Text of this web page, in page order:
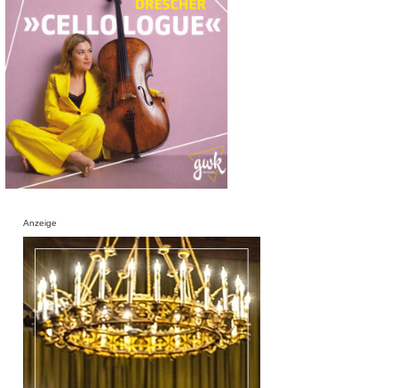
Anzeige